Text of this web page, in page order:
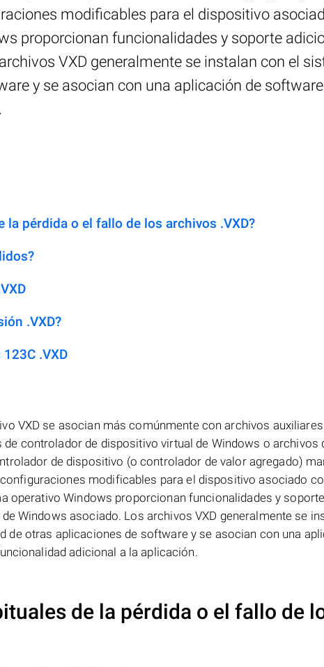
modificables para el dispositivo
proporcionan funcionalidades y soporte
VXD generalmente se instalan con el
y se asocian con una aplicación de
la pérdida o el fallo de los archivos .VXD?
.VXD?
.VXD
VXD se asocian más comúnmente con archivos
controlador de dispositivo virtual de Windows o archivos
de dispositivo (o controlador de valor agregado)
modificables para el dispositivo asociado
operativo Windows proporcionan funcionalidades y soporte
Windows asociado. Los archivos VXD generalmente se
de otras aplicaciones de software y se asocian con una
adicional a la aplicación.
de la pérdida o el fallo de